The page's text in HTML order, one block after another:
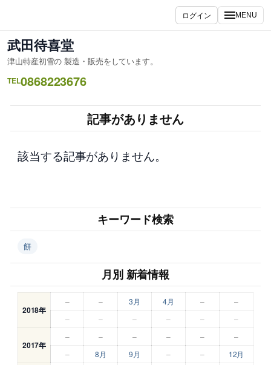
を
ス
キ
ッ
ログイン MENU
武田待喜堂
津山特産初雪の 製造・販売をしています。
TEL0868223676
記事がありません
該当する記事がありません。
キーワード検索
餅
月別 新着情報
2018年
– – 3月 4月 –
–
–
– – – – –
2017年
– – – – –
–
–
8月 9月 – – 12月